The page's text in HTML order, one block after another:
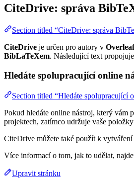
CiteDrive: správa
Section titled “CiteDrive: správa
CiteDrive je určen pro autory v Overleaf
BibLaTeXem. Následující text
Hledáte spolupracující online
Section titled “Hledáte spolupracující
Pokud hledáte online nástroj, který vám
projektech, zatímco udržuje vaše
CiteDrive můžete také použít k
Více informací o tom, jak to udělat,
Upravit stránku